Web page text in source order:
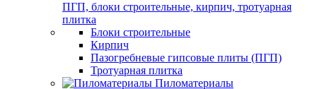
ПГП, блоки строительные, кирпич, тротуарная
плитка
Блоки строительные
Кирпич
Пазогребневые гипсовые плиты (ПГП)
Тротуарная плитка
Пиломатериалы